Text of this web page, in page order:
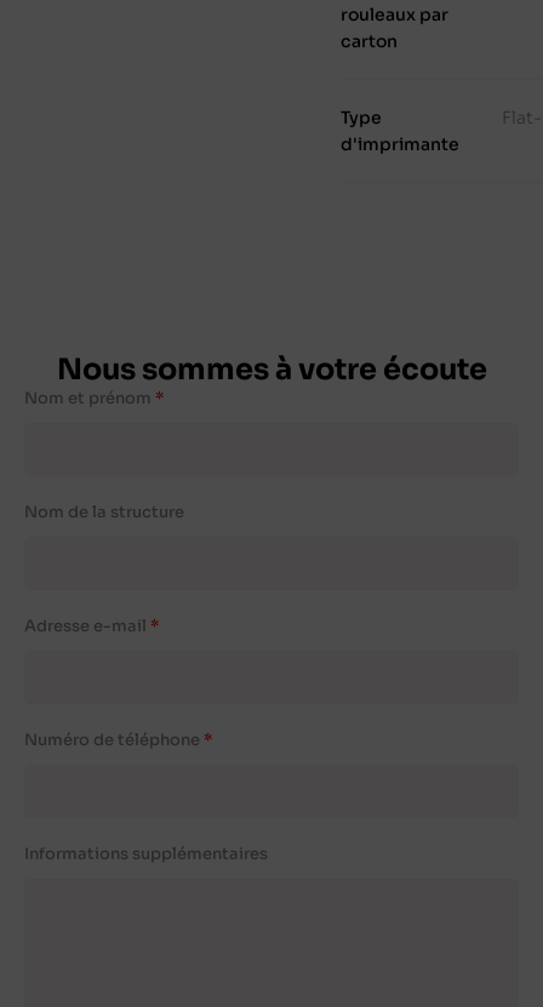
rouleaux par
carton
Type
d'imprimante
Nous sommes à votre écoute
Nom et prénom
Nom de la structure
Adresse e-mail
Numéro de téléphone
Informations supplémentaires